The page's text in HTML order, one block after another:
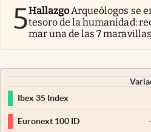
5Hallazgo Arqueólogos se
tesoro de la humanidad:
mar una de las 7
Ibex 35 Index
Euronext 100 ID